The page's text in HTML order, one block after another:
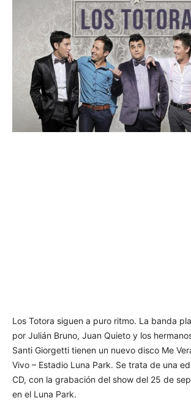
Los Totora siguen a puro ritmo. La banda
por Julián Bruno, Juan Quieto y los
Santi Giorgetti tienen un nuevo disco Me
Vivo – Estadio Luna Park. Se trata de una
CD, con la grabación del show del 25 de
en el Luna Park.